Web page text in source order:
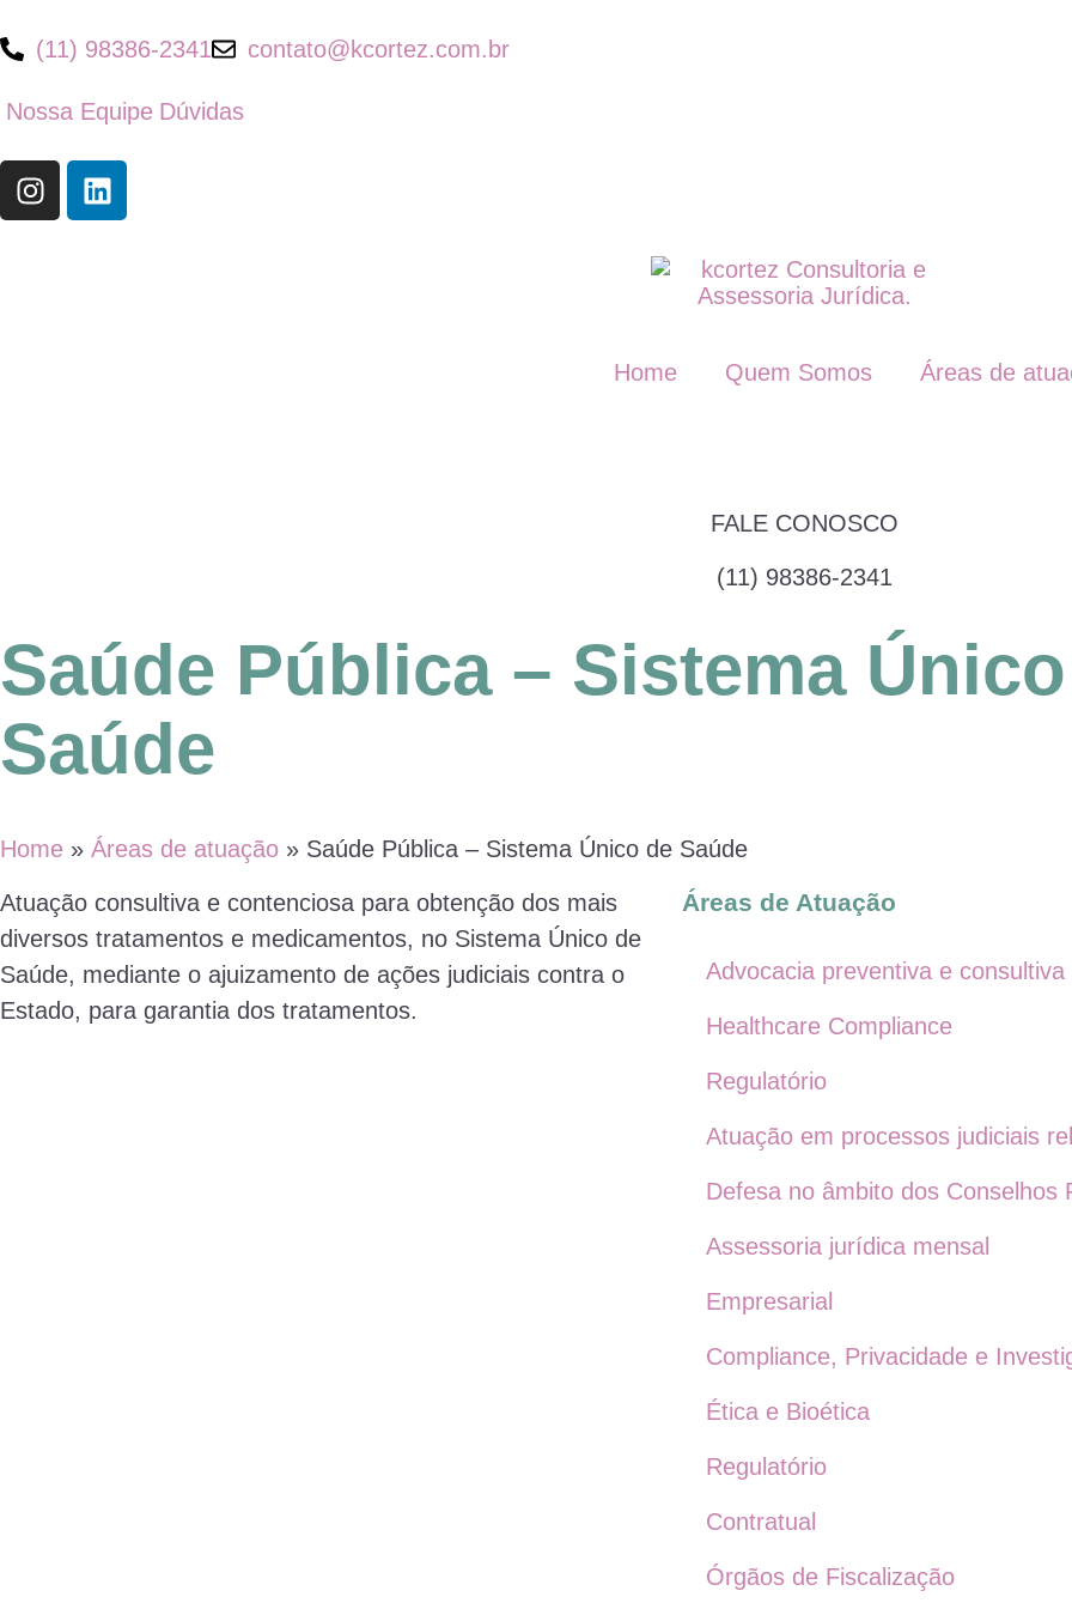
(11) 98386-2341 contato@kcortez.com.br
Nossa Equipe Dúvidas
Home Quem Somos Áreas de
FALE CONOSCO
(11) 98386-2341
Saúde Pública – Sistema
Saúde
Home » Áreas de atuação » Saúde Pública – Sistema Único de Saúde
Atuação consultiva e contenciosa para obtenção dos mais
diversos tratamentos e medicamentos, no Sistema Único de
Saúde, mediante o ajuizamento de ações judiciais contra o
Estado, para garantia dos tratamentos.
Áreas de Atuação
Advocacia preventiva e consultiva
Healthcare Compliance
Regulatório
Atuação em processos judiciais
Defesa no âmbito dos Conselhos
Assessoria jurídica mensal
Empresarial
Compliance, Privacidade e
Ética e Bioética
Regulatório
Contratual
Órgãos de Fiscalização